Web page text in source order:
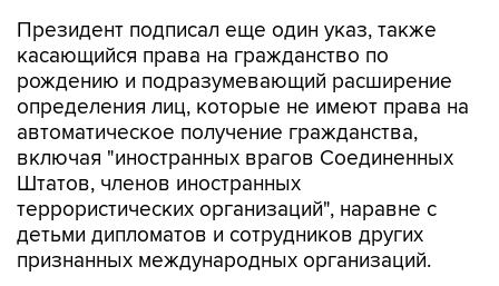
Президент подписал еще один указ, также
касающийся права на гражданство по
рождению и подразумевающий расширение
определения лиц, которые не имеют права на
автоматическое получение гражданства,
включая "иностранных врагов Соединенных
Штатов, членов иностранных
террористических организаций", наравне с
детьми дипломатов и сотрудников других
признанных международных организаций.